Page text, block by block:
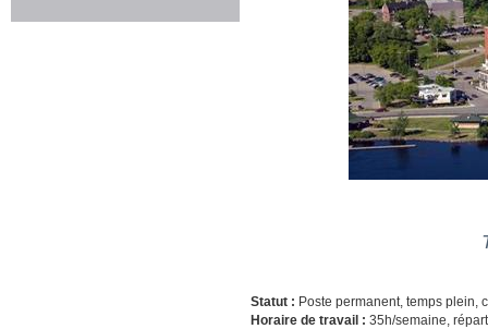
Statut : Poste permanent, temps plein,
Horaire de travail : 35h/semaine,